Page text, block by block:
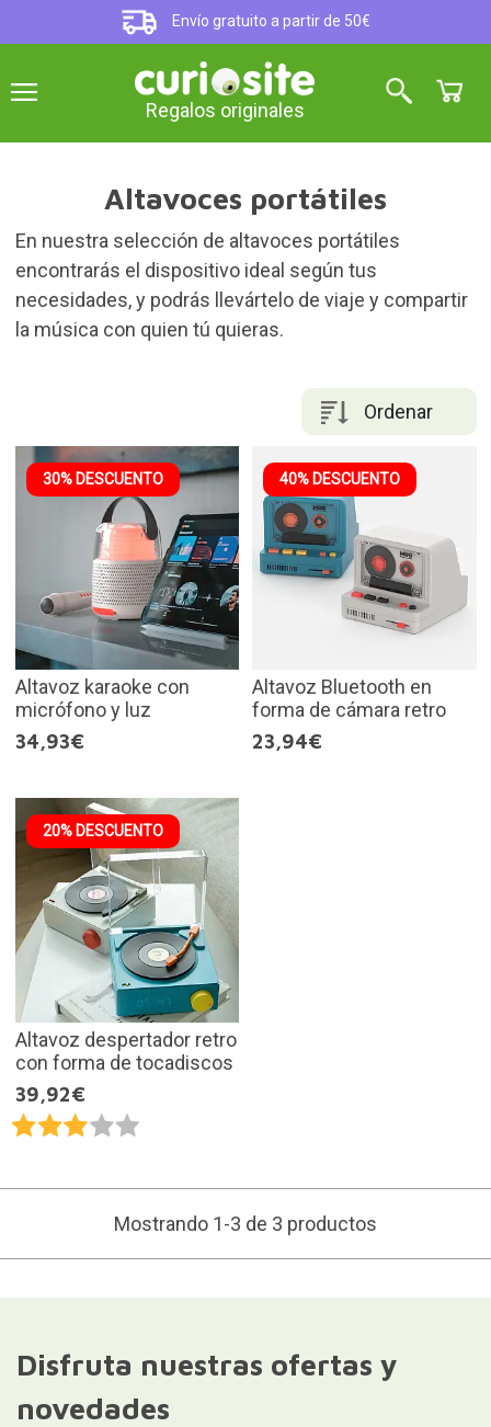
Envío gratuito a partir de 50€
Regalos originales
Altavoces portátiles
En nuestra selección de altavoces portátiles
encontrarás el dispositivo ideal según tus
necesidades, y podrás llevártelo de viaje y compartir
la música con quien tú quieras.
Ordenar
30% DESCUENTO
Altavoz karaoke con
micrófono y luz
34,93€
40% DESCUENTO
Altavoz Bluetooth en
forma de cámara retro
23,94€
20% DESCUENTO
Altavoz despertador retro
con forma de tocadiscos
39,92€
Mostrando 1-3 de 3 productos
Disfruta nuestras ofertas y
novedades